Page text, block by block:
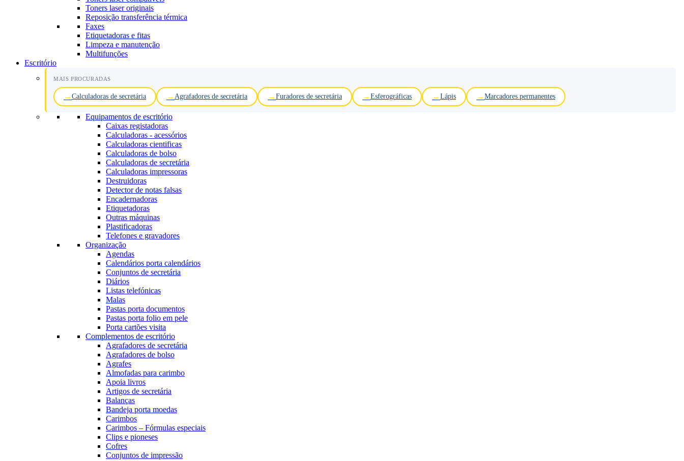
Toners laser originais
Reposição transferência térmica
Faxes
Etiquetadoras e fitas
Limpeza e manutenção
Multifunções
Escritório
MAIS PROCURADAS
Calculadoras de secretária Agrafadores de secretária Furadores de secretária Esferográficas Lápis Marcadores permanentes
Equipamentos de escritório
Caixas registadoras
Calculadoras - acessórios
Calculadoras cientificas
Calculadoras de bolso
Calculadoras de secretária
Calculadoras impressoras
Destruidoras
Detector de notas falsas
Encadernadoras
Etiquetadoras
Outras máquinas
Plastificadoras
Telefones e gravadores
Organização
Agendas
Calendários porta calendários
Conjuntos de secretária
Diários
Listas telefónicas
Malas
Pastas porta documentos
Pastas porta folio em pele
Porta cartões visita
Complementos de escritório
Agrafadores de secretária
Agrafadores de bolso
Agrafes
Almofadas para carimbo
Apoia livros
Artigos de secretária
Balanças
Bandeja porta moedas
Carimbos
Carimbos – Fórmulas especiais
Clips e pioneses
Cofres
Conjuntos de impressão